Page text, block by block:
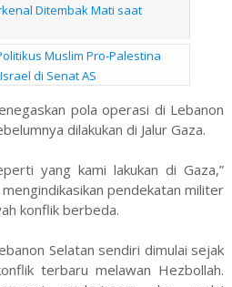
Ditembak Mati saat
Muslim Pro-Palestina
di Senat AS
pola operasi di Lebanon
dilakukan di Jalur Gaza.
yang kami lakukan di Gaza,”
pendekatan militer
konflik berbeda.
Selatan sendiri dimulai sejak
terbaru melawan Hezbollah.